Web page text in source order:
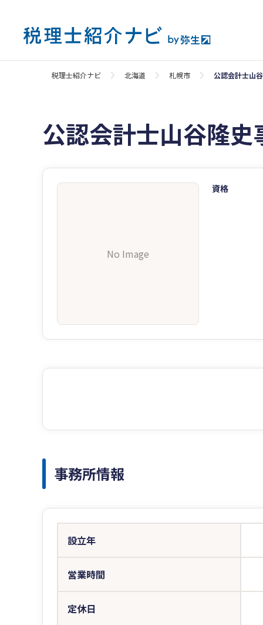
税理士紹介ナビ 北海道 札幌市 公認会計士山
公認会計士山谷隆史
No Image
資格
事務所情報
設立年
営業時間
定休日